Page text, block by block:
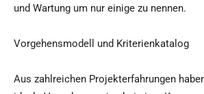
und Wartung um nur einige zu nennen.
Vorgehensmodell und Kriterienkatalog
Aus zahlreichen Projekterfahrungen